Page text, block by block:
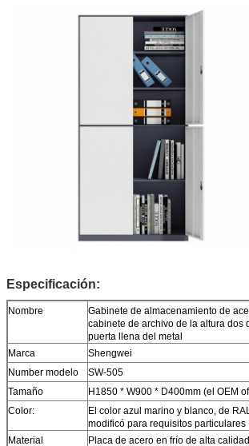
Especificación:
Nombre
Gabinete de almacenamiento de
cabinete de archivo de la altura dos
puerta llena del metal
Marca
Shengwei
Number modelo
SW-505
Tamaño
H1850 * W900 * D400mm (el OEM
Color:
El color azul marino y blanco, de
modificó para requisitos particulares
Material
Placa de acero en frío de alta calidad